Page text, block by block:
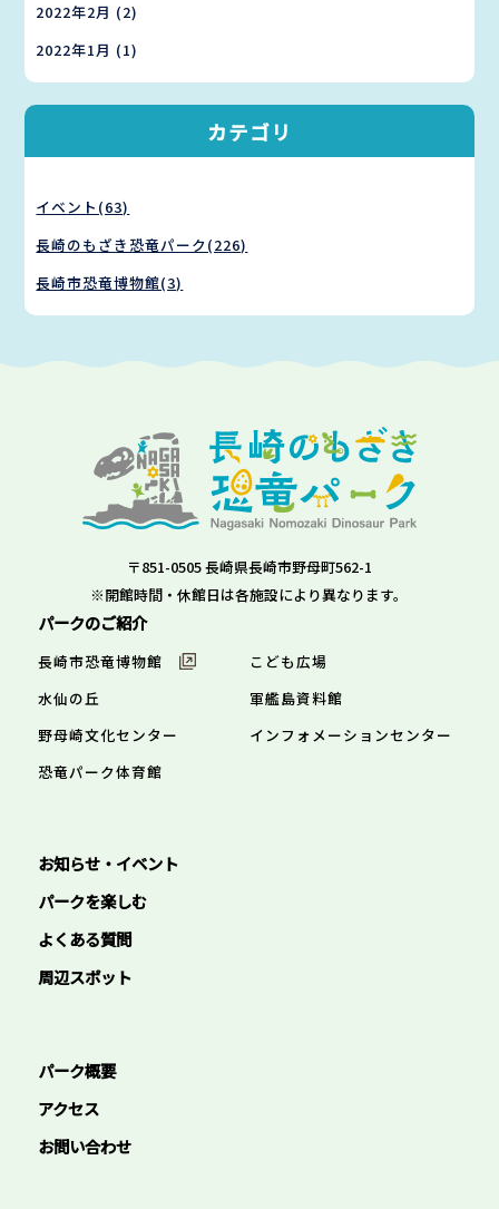
2022年2月 (2)
2022年1月 (1)
カテゴリ
イベント(63)
長崎のもざき恐竜パーク(226)
長崎市恐竜博物館(3)
〒851-0505 長崎県長崎市野母町562-1
※開館時間・休館日は各施設により異なります。
パークのご紹介
長崎市恐竜博物館
こども広場
水仙の丘
軍艦島資料館
野母崎文化センター
インフォメーションセンター
恐竜パーク体育館
お知らせ・イベント
パークを楽しむ
よくある質問
周辺スポット
パーク概要
アクセス
お問い合わせ